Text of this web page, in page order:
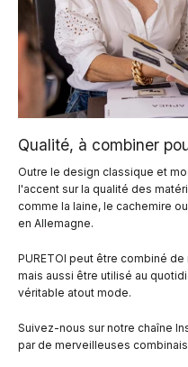
Qualité, à combiner
Outre le design classique et
l'accent sur la qualité des
comme la laine, le cachemire
en Allemagne.
PURETOI peut être combiné
mais aussi être utilisé au
véritable atout mode.
Suivez-nous sur notre chaîne
par de merveilleuses